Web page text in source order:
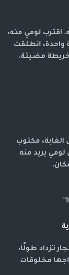
لومي منه،
انطلقت
مضيئة.
مكتوب
يريد منه
تزداد طولًا،
مخلوقات